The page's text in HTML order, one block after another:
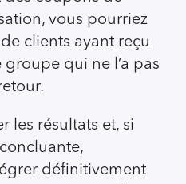
vous pourriez
clients ayant reçu
qui ne l’a pas
les résultats et, si
définitivement